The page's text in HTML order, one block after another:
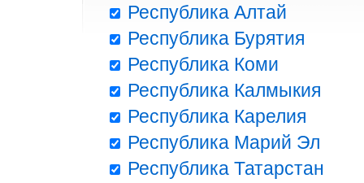
Республика Алтай
Республика Бурятия
Республика Коми
Республика Калмыкия
Республика Карелия
Республика Марий Эл
Республика Татарстан